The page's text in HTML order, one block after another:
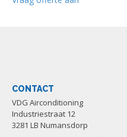
CONTACT
VDG Airconditioning
Industriestraat 12
3281 LB Numansdorp